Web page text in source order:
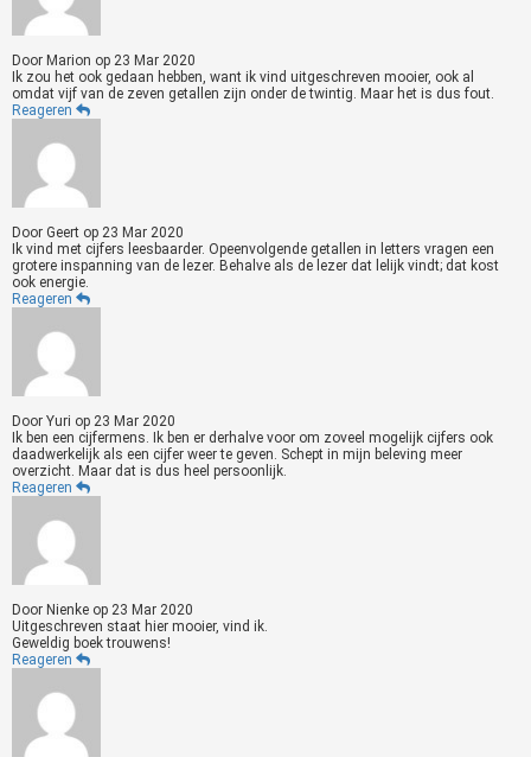
Door Marion op 23 Mar 2020
Ik zou het ook gedaan hebben, want ik vind uitgeschreven mooier, ook al
omdat vijf van de zeven getallen zijn onder de twintig. Maar het is dus fout.
Reageren
Door Geert op 23 Mar 2020
Ik vind met cijfers leesbaarder. Opeenvolgende getallen in letters vragen een
grotere inspanning van de lezer. Behalve als de lezer dat lelijk vindt; dat kost
ook energie.
Reageren
Door Yuri op 23 Mar 2020
Ik ben een cijfermens. Ik ben er derhalve voor om zoveel mogelijk cijfers ook
daadwerkelijk als een cijfer weer te geven. Schept in mijn beleving meer
overzicht. Maar dat is dus heel persoonlijk.
Reageren
Door Nienke op 23 Mar 2020
Uitgeschreven staat hier mooier, vind ik.
Geweldig boek trouwens!
Reageren